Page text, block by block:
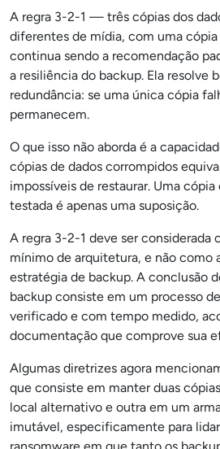
A regra 3-2-1 — três cópias dos
diferentes de mídia, com uma
continua sendo a recomendação
a resiliência do backup. Ela resolve
redundância: se uma única cópia
permanecem.
O que isso não aborda é a
cópias de dados corrompidos
impossíveis de restaurar. Uma
testada é apenas uma suposição.
A regra 3-2-1 deve ser considerada
mínimo de arquitetura, e não como
estratégia de backup. A conclusão
backup consiste em um processo
verificado e com tempo medido,
documentação que comprove sua
Algumas diretrizes agora
que consiste em manter duas
local alternativo e outra em um
imutável, especificamente para